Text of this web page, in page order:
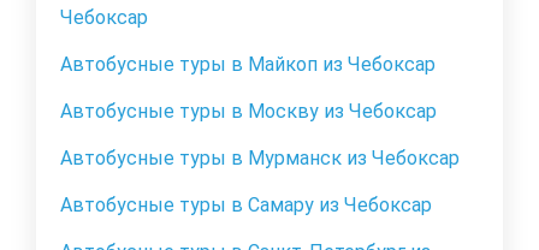
Чебоксар
Автобусные туры в Майкоп из Чебоксар
Автобусные туры в Москву из Чебоксар
Автобусные туры в Мурманск из Чебоксар
Автобусные туры в Самару из Чебоксар